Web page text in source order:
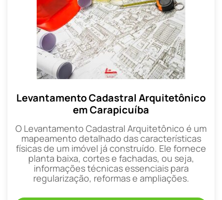
Levantamento Cadastral Arquitetônico
em Carapicuíba
O Levantamento Cadastral Arquitetônico é um
mapeamento detalhado das características
físicas de um imóvel já construído. Ele fornece
planta baixa, cortes e fachadas, ou seja,
informações técnicas essenciais para
regularização, reformas e ampliações.